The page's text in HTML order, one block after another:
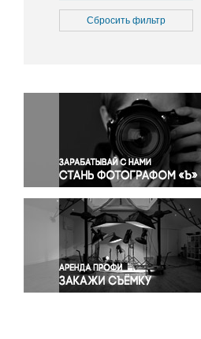
Медицина
Окружающая среда
Политика
Правосудие
Происшествия и конфликты
Религия
Светская жизнь
Спорт
Экология
Экономика и бизнес
Сбросить фильтр